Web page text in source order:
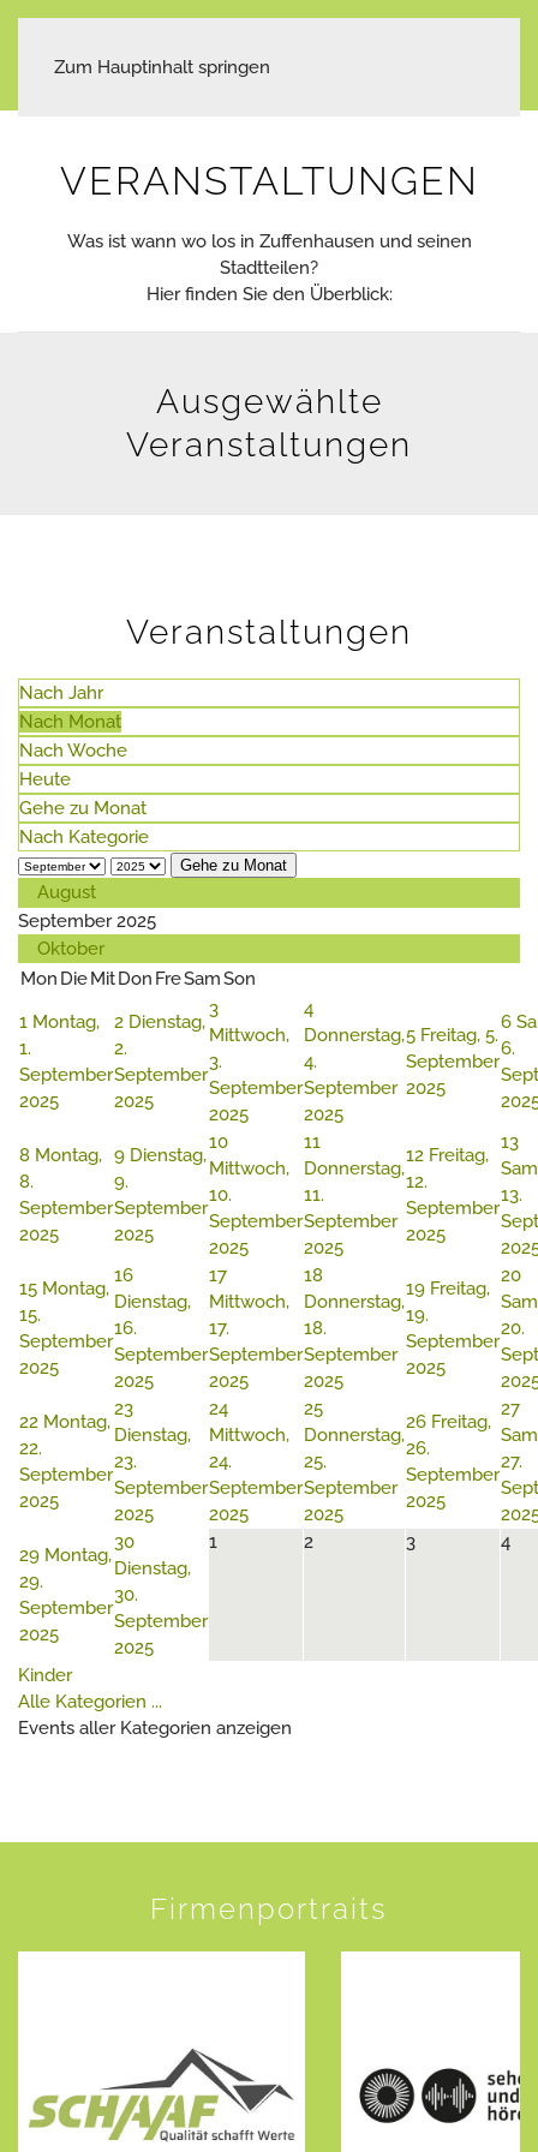
Zum Hauptinhalt springen
VERANSTALTUNGEN
Was ist wann wo los in Zuffenhausen und seinen
Stadtteilen?
Hier finden Sie den Überblick:
Ausgewählte
Veranstaltungen
Veranstaltungen
Nach Jahr
Nach Monat
Nach Woche
Heute
Gehe zu Monat
Nach Kategorie
Gehe zu Monat
August
September 2025
Oktober
Mon DieMitDon FreSamSon
1 Montag,
1.
September
2025
2 Dienstag,
2.
September
2025
3
Mittwoch,
3.
September
2025
4
Donnerstag,
4.
September
2025
5 Freitag, 5.
September
2025
6
6.
8 Montag,
8.
September
2025
9 Dienstag,
9.
September
2025
10
Mittwoch,
10.
September
2025
11
Donnerstag,
11.
September
2025
12 Freitag,
12.
September
2025
13
13.
15 Montag,
15.
September
2025
16
Dienstag,
16.
September
2025
17
Mittwoch,
17.
September
2025
18
Donnerstag,
18.
September
2025
19 Freitag,
19.
September
2025
20
20.
22 Montag,
22.
September
2025
23
Dienstag,
23.
September
2025
24
Mittwoch,
24.
September
2025
25
Donnerstag,
25.
September
2025
26 Freitag,
26.
September
2025
27
27.
29 Montag,
29.
September
2025
30
Dienstag,
30.
September
2025
1 2 3 4
Kinder
Alle Kategorien ...
Events aller Kategorien anzeigen
Firmenportraits